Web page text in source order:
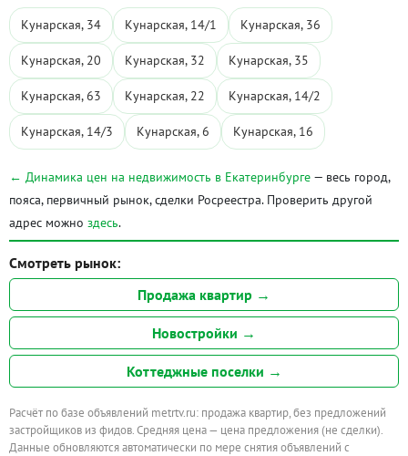
Кунарская, 34 Кунарская, 14/1 Кунарская, 36
Кунарская, 20 Кунарская, 32 Кунарская, 35
Кунарская, 63 Кунарская, 22 Кунарская, 14/2
Кунарская, 14/3 Кунарская, 6 Кунарская, 16
← Динамика цен на недвижимость в Екатеринбурге — весь город,
пояса, первичный рынок, сделки Росреестра. Проверить другой
адрес можно здесь.
Смотреть рынок:
Продажа квартир →
Новостройки →
Коттеджные поселки →
Расчёт по базе объявлений metrtv.ru: продажа квартир, без предложений
застройщиков из фидов. Средняя цена — цена предложения (не сделки).
Данные обновляются автоматически по мере снятия объявлений с